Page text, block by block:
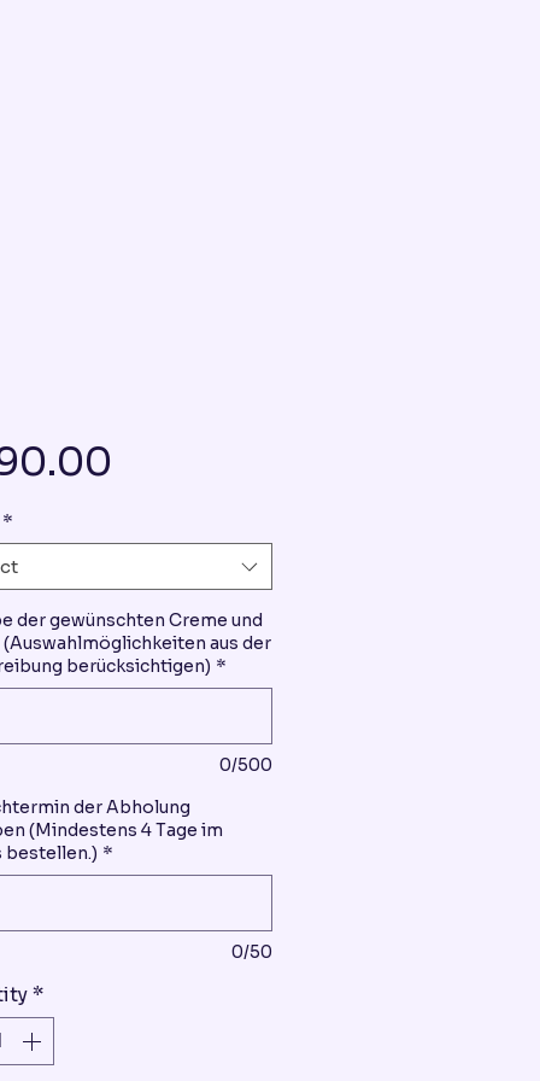
*
der gewünschten Creme und
(Auswahlmöglichkeiten aus der
berücksichtigen) *
0/500
der Abholung
(Mindestens 4 Tage im
bestellen.) *
0/50
*